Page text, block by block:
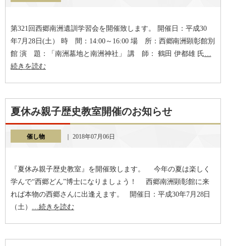
第321回西郷南洲遺訓学習会を開催致します。 開催日：平成30
年7月28日(土） 時 間：14:00～16:00 場 所：西郷南洲顕彰館別
館 演 題：「南洲墓地と南洲神社」 講 師： 鶴田 伊都雄 氏…
続きを読む
夏休み親子歴史教室開催のお知らせ
催し物 ｜ 2018年07月06日
『夏休み親子歴史教室』を開催致します。 今年の夏は楽しく
学んで“西郷どん”博士になりましょう！ 西郷南洲顕彰館に来
れば本物の西郷さんに出逢えます。 開催日：平成30年7月28日
（土） …続きを読む